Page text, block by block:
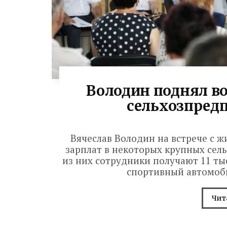
Володин поднял
Вячеслав Володин на встрече с
зарплат в некоторых крупных
из них сотрудники получают 11
спортивный